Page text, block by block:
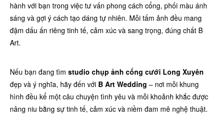
hành với bạn trong việc tư vấn phong cách cổng, phối màu ánh
sáng và gợi ý cách tạo dáng tự nhiên. Mỗi tấm ảnh đều mang
đậm dấu ấn riêng tinh tế, cảm xúc và sang trọng, đúng chất B
Art.
Nếu bạn đang tìm studio chụp ảnh cổng cưới Long Xuyên
đẹp và ý nghĩa, hãy đến với B Art Wedding – nơi mỗi khung
hình đều kể một câu chuyện tình yêu và mỗi khoảnh khắc được
nâng niu bằng sự tinh tế, cảm xúc và niềm đam mê nghệ thuật.